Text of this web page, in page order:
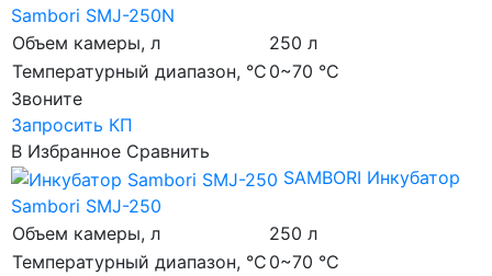
Sambori SMJ-250N
Объем камеры, л
250 л
Температурный диапазон, °C 0~70 °C
Звоните
Запросить КП
В Избранное Сравнить
SAMBORI Инкубатор
Sambori SMJ-250
Объем камеры, л
250 л
Температурный диапазон, °C 0~70 °C